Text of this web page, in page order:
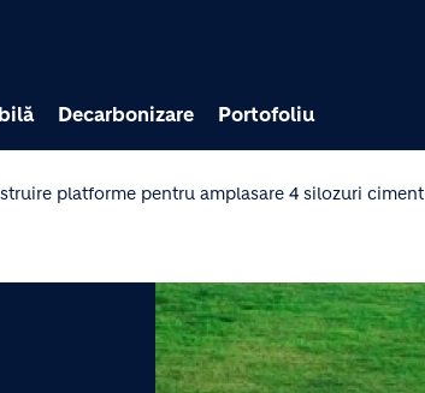
Decarbonizare Portofoliu
platforme pentru amplasare 4 silozuri ciment